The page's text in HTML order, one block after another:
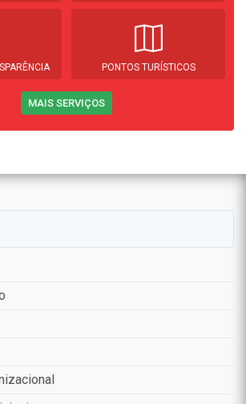
PONTOS TURÍSTICOS
MAIS SERVIÇOS